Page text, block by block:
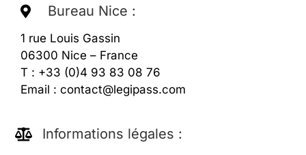
Bureau Nice :
1 rue Louis Gassin
06300 Nice – France
T : +33 (0)4 93 83 08 76
Email : contact@legipass.com
Informations légales :